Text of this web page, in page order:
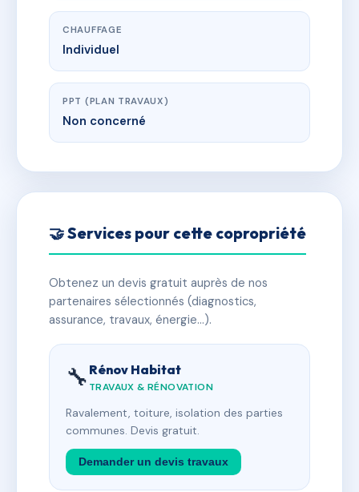
CHAUFFAGE
Individuel
PPT (PLAN TRAVAUX)
Non concerné
🤝 Services pour cette copropriété
Obtenez un devis gratuit auprès de nos
partenaires sélectionnés (diagnostics,
assurance, travaux, énergie…).
🔧 Rénov Habitat
TRAVAUX & RÉNOVATION
Ravalement, toiture, isolation des parties
communes. Devis gratuit.
Demander un devis travaux